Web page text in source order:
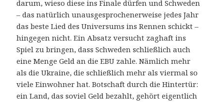
darum, wieso diese ins Finale dürfen und Schweden
– das natürlich unausgesprochenerweise jedes Jahr
das beste Lied des Universums ins Rennen schickt –
hingegen nicht. Ein Absatz versucht zaghaft ins
Spiel zu bringen, dass Schweden schließlich auch
eine Menge Geld an die EBU zahle. Nämlich mehr
als die Ukraine, die schließlich mehr als viermal so
viele Einwohner hat. Botschaft durch die Hintertür:
ein Land, das soviel Geld bezahlt, gehört eigentlich